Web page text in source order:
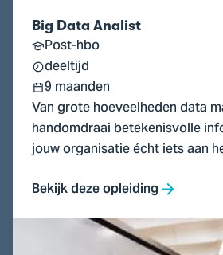
Big Data Analist
Post-hbo
deeltijd
9 maanden
Van grote hoeveelheden data
handomdraai betekenisvolle
jouw organisatie écht iets aan
Bekijk deze opleiding